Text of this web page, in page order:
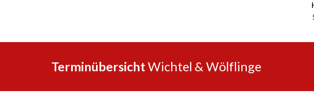
TerminübersichtWichtel & Wölflinge